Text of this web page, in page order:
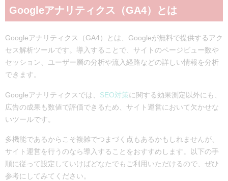
ステップ4：トラッキングコードを設置
べきこと
コンバージョン（キーイベント）の設定
IP除外設定
設定が完了しているか確認する
データストリームから確認
リアルタイムレポートから確認
レポートのスナップショット
ユーザー属性の概要
テクノロジーの概要
Googleアナリティクス（GA4）とは
Googleアナリティクス（GA4）とは、Googleが無料で提供するアク
セス解析ツールです。導入することで、サイトのページビュー数や
セッション、ユーザー層の分析や流入経路などの詳しい情報を分析
できます。
Googleアナリティクスでは、 SEO対策に関する効果測定以外にも、
広告の成果も数値で評価できるため、サイト運営において欠かせな
いツールです。
多機能であるからこそ複雑でつまづく点もあるかもしれませんが、
サイト運営を行うのなら導入することをおすすめします。以下の手
順に従って設定していけばどなたでもご利用いただけるので、ぜひ
参考にしてみてください。